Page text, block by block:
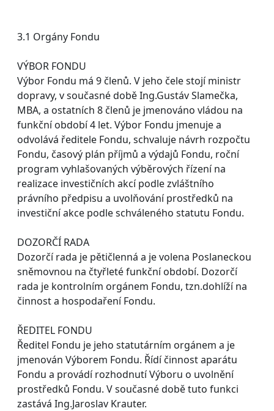
3.1 Orgány Fondu
VÝBOR FONDU
Výbor Fondu má 9 členů. V jeho čele stojí ministr
dopravy, v současné době Ing.Gustáv Slamečka,
MBA, a ostatních 8 členů je jmenováno vládou na
funkční období 4 let. Výbor Fondu jmenuje a
odvolává ředitele Fondu, schvaluje návrh rozpočtu
Fondu, časový plán příjmů a výdajů Fondu, roční
program vyhlašovaných výběrových řízení na
realizace investičních akcí podle zvláštního
právního předpisu a uvolňování prostředků na
investiční akce podle schváleného statutu Fondu.
DOZORČÍ RADA
Dozorčí rada je pětičlenná a je volena Poslaneckou
sněmovnou na čtyřleté funkční období. Dozorčí
rada je kontrolním orgánem Fondu, tzn.dohlíží na
činnost a hospodaření Fondu.
ŘEDITEL FONDU
Ředitel Fondu je jeho statutárním orgánem a je
jmenován Výborem Fondu. Řídí činnost aparátu
Fondu a provádí rozhodnutí Výboru o uvolnění
prostředků Fondu. V současné době tuto funkci
zastává Ing.Jaroslav Krauter.